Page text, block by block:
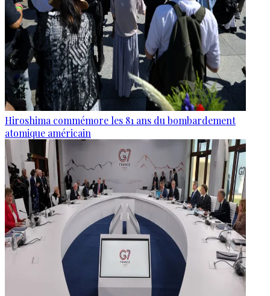
Hiroshima commémore les 81 ans du bombardement
atomique américain